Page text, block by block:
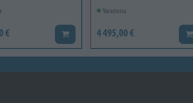
€ Lisää koriin
Varastossa
4 495,00 €